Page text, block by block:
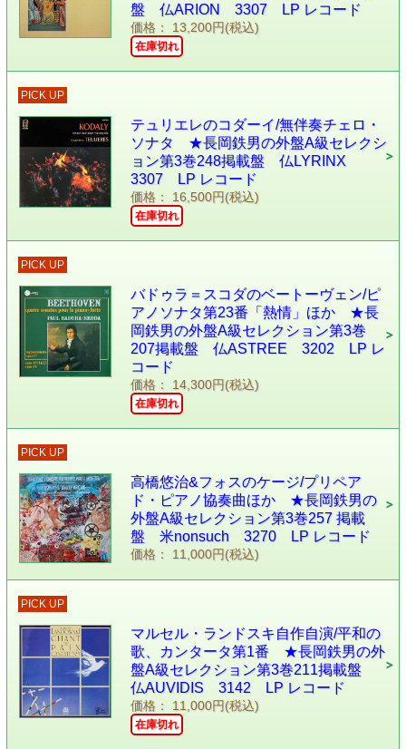
盤 仏ARION 3307 LP レコード
価格： 13,200円(税込)
在庫切れ
PICK UP
テュリエレのコダーイ/無伴奏チェロ・
ソナタ ★長岡鉄男の外盤A級セレクシ
ョン第3巻248掲載盤 仏LYRINX
3307 LP レコード
価格： 16,500円(税込)
在庫切れ
PICK UP
バドゥラ＝スコダのベートーヴェン/ピ
アノソナタ第23番「熱情」ほか ★長
岡鉄男の外盤A級セレクション第3巻
207掲載盤 仏ASTREE 3202 LP レ
コード
価格： 14,300円(税込)
在庫切れ
PICK UP
高橋悠治&フォスのケージ/プリペア
ド・ピアノ協奏曲ほか ★長岡鉄男の
外盤A級セレクション第3巻257 掲載
盤 米nonsuch 3270 LP レコード
価格： 11,000円(税込)
PICK UP
マルセル・ランドスキ自作自演/平和の
歌、カンタータ第1番 ★長岡鉄男の外
盤A級セレクション第3巻211掲載盤
仏AUVIDIS 3142 LP レコード
価格： 11,000円(税込)
在庫切れ